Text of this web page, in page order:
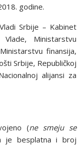
godine.
Srbije – Kabinet
Ministarstvu
finansija,
Srbije, Republičkoj
alijansi za
(ne smeju se
je besplatna i broj